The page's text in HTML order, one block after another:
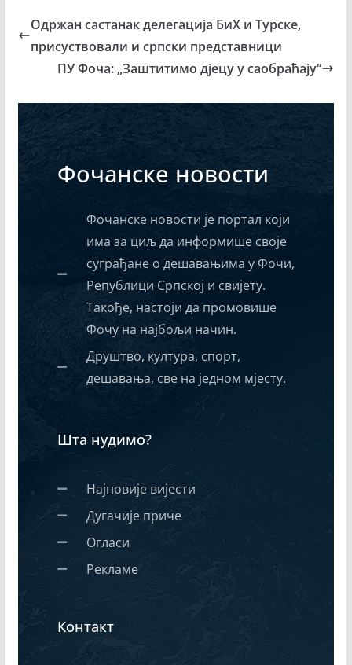
Одржан састанак делегација БиХ и Турске,
присуствовали и српски представници
ПУ Фоча: „Заштитимо дјецу у саобраћају“
Фочанске новости
Фочанске новости је портал који
има за циљ да информише своје
суграђане о дешавањима у Фочи,
Републици Српској и свијету.
Такође, настоји да промовише
Фочу на најбољи начин.
Друштво, култура, спорт,
дешавања, све на једном мјесту.
Шта нудимо?
Најновије вијести
Дугачије приче
Огласи
Рекламе
Контакт